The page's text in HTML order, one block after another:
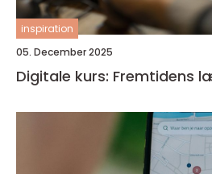
inspiration
05. December 2025
Digitale kurs: Fremtidens